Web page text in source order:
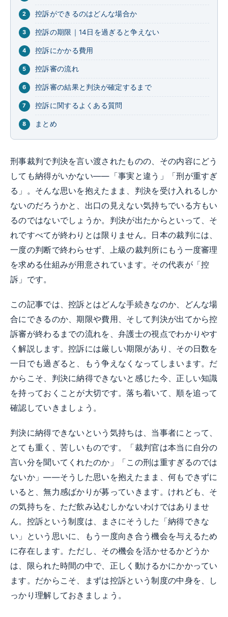
控訴ができるのはどんな場合か
控訴の期限｜14日を過ぎると争えない
控訴にかかる費用
控訴審の流れ
控訴審の結果と判決が確定するまで
控訴に関するよくある質問
まとめ
刑事裁判で判決を言い渡されたものの、その内容にどう
しても納得がいかない——「事実と違う」「刑が重すぎ
る」。そんな思いを抱えたまま、判決を受け入れるしか
ないのだろうかと、出口の見えない気持ちでいる方もい
るのではないでしょうか。判決が出たからといって、そ
れですべてが終わりとは限りません。日本の裁判には、
一度の判断で終わらせず、上級の裁判所にもう一度審理
を求める仕組みが用意されています。その代表が「控
訴」です。
この記事では、控訴とはどんな手続きなのか、どんな場
合にできるのか、期限や費用、そして判決が出てから控
訴審が終わるまでの流れを、弁護士の視点でわかりやす
く解説します。控訴には厳しい期限があり、その日数を
一日でも過ぎると、もう争えなくなってしまいます。だ
からこそ、判決に納得できないと感じた今、正しい知識
を持っておくことが大切です。落ち着いて、順を追って
確認していきましょう。
判決に納得できないという気持ちは、当事者にとって、
とても重く、苦しいものです。「裁判官は本当に自分の
言い分を聞いてくれたのか」「この刑は重すぎるのでは
ないか」——そうした思いを抱えたまま、何もできずに
いると、無力感ばかりが募っていきます。けれども、そ
の気持ちを、ただ飲み込むしかないわけではありませ
ん。控訴という制度は、まさにそうした「納得できな
い」という思いに、もう一度向き合う機会を与えるため
に存在します。ただし、その機会を活かせるかどうか
は、限られた時間の中で、正しく動けるかにかかってい
ます。だからこそ、まずは控訴という制度の中身を、し
っかり理解しておきましょう。